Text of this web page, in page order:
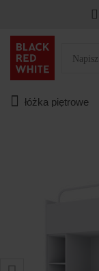
łóżka piętrowe